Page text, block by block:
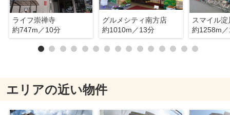
ライフ崇禅寺
約747m／10分
グルメシティ南方店
約1010m／13分
スマイル淀
約1258m
エリアの近い物件